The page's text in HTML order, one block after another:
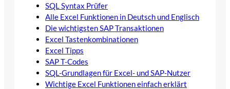
SQL Syntax Prüfer
Alle Excel Funktionen in Deutsch und Englisch
Die wichtigsten SAP Transaktionen
Excel Tastenkombinationen
Excel Tipps
SAP T-Codes
SQL-Grundlagen für Excel- und SAP-Nutzer
Wichtige Excel Funktionen einfach erklärt